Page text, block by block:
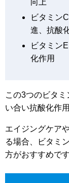
向上
ビタミン
進、抗酸
ビタミン
化作用
この3つのビタ
い合い抗酸化作
エイジングケア
る場合、ビタミ
方がおすすめです